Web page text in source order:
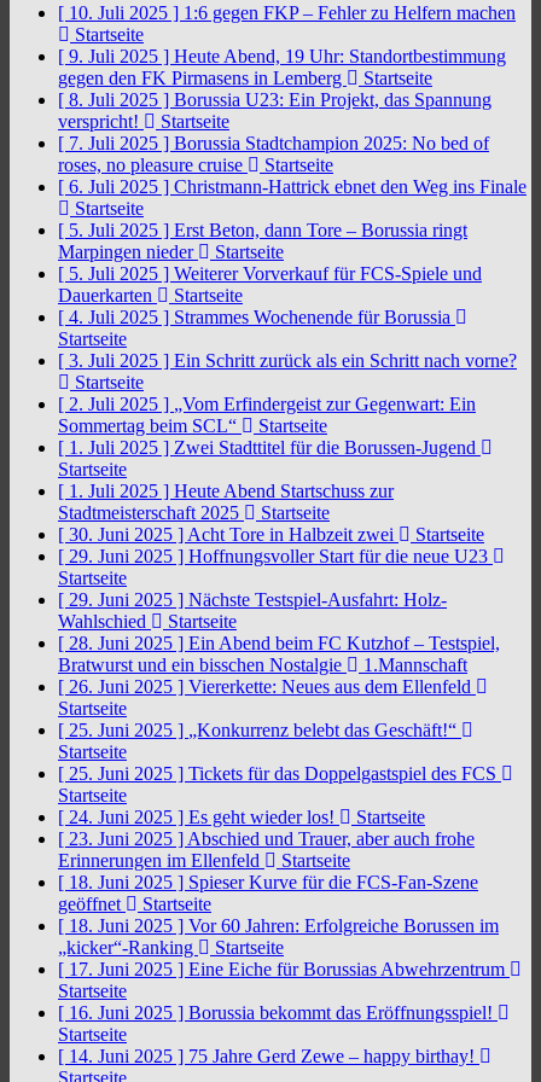
[ 10. Juli 2025 ] 1:6 gegen FKP – Fehler zu Helfern machen
Startseite
[ 9. Juli 2025 ] Heute Abend, 19 Uhr: Standortbestimmung
gegen den FK Pirmasens in Lemberg
Startseite
[ 8. Juli 2025 ] Borussia U23: Ein Projekt, das Spannung
verspricht!
Startseite
[ 7. Juli 2025 ] Borussia Stadtchampion 2025: No bed of
roses, no pleasure cruise
Startseite
[ 6. Juli 2025 ] Christmann-Hattrick ebnet den Weg ins Finale
Startseite
[ 5. Juli 2025 ] Erst Beton, dann Tore – Borussia ringt
Marpingen nieder
Startseite
[ 5. Juli 2025 ] Weiterer Vorverkauf für FCS-Spiele und
Dauerkarten
Startseite
[ 4. Juli 2025 ] Strammes Wochenende für Borussia
Startseite
[ 3. Juli 2025 ] Ein Schritt zurück als ein Schritt nach vorne?
Startseite
[ 2. Juli 2025 ] „Vom Erfindergeist zur Gegenwart: Ein
Sommertag beim SCL“
Startseite
[ 1. Juli 2025 ] Zwei Stadttitel für die Borussen-Jugend
Startseite
[ 1. Juli 2025 ] Heute Abend Startschuss zur
Stadtmeisterschaft 2025
Startseite
[ 30. Juni 2025 ] Acht Tore in Halbzeit zwei
Startseite
[ 29. Juni 2025 ] Hoffnungsvoller Start für die neue U23
Startseite
[ 29. Juni 2025 ] Nächste Testspiel-Ausfahrt: Holz-
Wahlschied
Startseite
[ 28. Juni 2025 ] Ein Abend beim FC Kutzhof – Testspiel,
Bratwurst und ein bisschen Nostalgie
1.Mannschaft
[ 26. Juni 2025 ] Viererkette: Neues aus dem Ellenfeld
Startseite
[ 25. Juni 2025 ] „Konkurrenz belebt das Geschäft!“
Startseite
[ 25. Juni 2025 ] Tickets für das Doppelgastspiel des FCS
Startseite
[ 24. Juni 2025 ] Es geht wieder los!
Startseite
[ 23. Juni 2025 ] Abschied und Trauer, aber auch frohe
Erinnerungen im Ellenfeld
Startseite
[ 18. Juni 2025 ] Spieser Kurve für die FCS-Fan-Szene
geöffnet
Startseite
[ 18. Juni 2025 ] Vor 60 Jahren: Erfolgreiche Borussen im
„kicker“-Ranking
Startseite
[ 17. Juni 2025 ] Eine Eiche für Borussias Abwehrzentrum
Startseite
[ 16. Juni 2025 ] Borussia bekommt das Eröffnungsspiel!
Startseite
[ 14. Juni 2025 ] 75 Jahre Gerd Zewe – happy birthay!
Startseite